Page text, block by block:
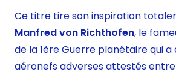
Ce titre tire son inspiration
Manfred von Richthofen, le
de la 1ère Guerre planétaire qui
aéronefs adverses attestés